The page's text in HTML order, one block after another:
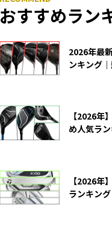
おすすめラン
2026年最
ンキング
【2026年
め人気ラ
【2026年
ランキン